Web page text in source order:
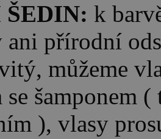
k
ani přírodní
můžeme
se šamponem
), vlasy